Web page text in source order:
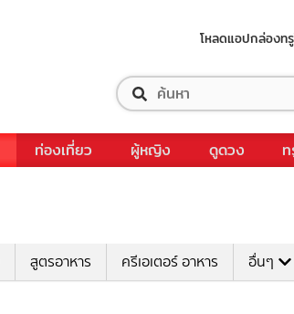
โหลดแอปกล่องท
ท่องเที่ยว ผู้หญิง ดูดวง
สูตรอาหาร ครีเอเตอร์ อาหาร อื่นๆ